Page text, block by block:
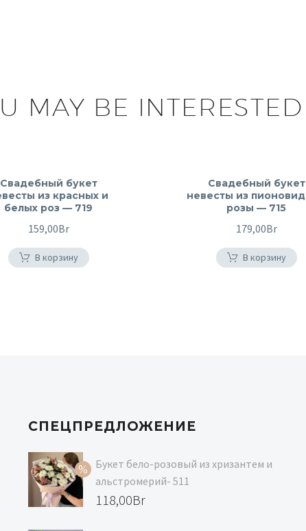
MAY BE
Свадебный букет
из красных и
белых роз — 719
159,00Br
В корзину
Свадебный букет
невесты из
розы — 715
179,00Br
В корзину
СПЕЦПРЕДЛОЖЕНИЕ
Букет бело-розовый из хризантем и
альстромерий- 511
Первоначальная
118,00Br